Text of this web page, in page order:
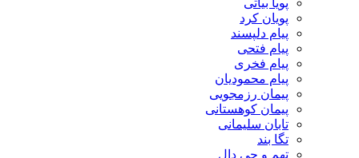
پویا بیاتی
پویان کرد
پیام دلپسند
پیام فتحی
پیام فخری
پیام محمودیان
پیمان رزمجویی
پیمان کوهستانی
تابان سلیمانی
تگا بند
تهم و جی دال